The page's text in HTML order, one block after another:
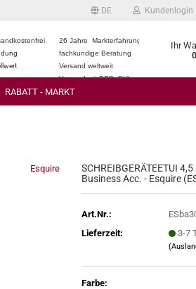
DE Kundenlogin
26 Jahre Markterfahrung
fachkundige Beratung
Versand weltweit
Versand mit DPD, DHL
Ihr
RABATT - MARKT
Esquire
SCHREIBGERÄTEETUI
Business Acc. - Esquire
Art.Nr.:
Lieferzeit:
3-7
Farbe: